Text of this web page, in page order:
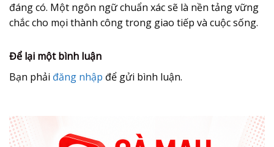
đáng có. Một ngôn ngữ chuẩn xác sẽ là nền tảng vững
chắc cho mọi thành công trong giao tiếp và cuộc sống.
Để lại một bình luận
Bạn phải đăng nhập để gửi bình luận.